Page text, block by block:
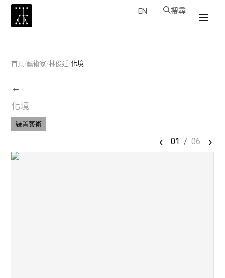
EN 搜尋
首頁/藝術家/林俊廷/化境
←
化境
裝置藝術
‹ 01 / 06 ›